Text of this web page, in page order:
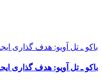
باکو ـ تل آویو: هدف گذاری
باکو ـ تل آویو: هدف گذاری